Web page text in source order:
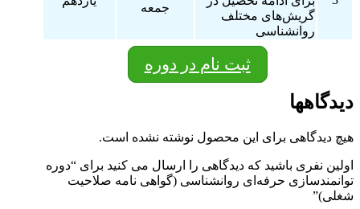
گریش‌های مختلف
روانشناسی
جمعه
ثبت نام در دوره
دیدگاهها
هیچ دیدگاهی برای این محصول نوشته نشده است.
اولین نفری باشید که دیدگاهی را ارسال می کنید برای “دوره
توانمندسازی حرفه‌ای روانشناسی (گواهی نامه صلاحیت
شغلی)”